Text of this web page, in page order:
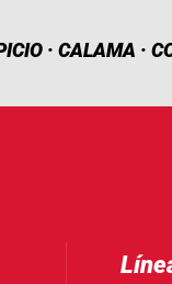
· CALAMA ·